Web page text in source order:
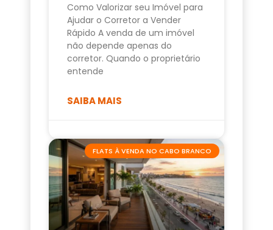
Como Valorizar seu Imóvel para
Ajudar o Corretor a Vender
Rápido A venda de um imóvel
não depende apenas do
corretor. Quando o proprietário
entende
SAIBA MAIS
FLATS À VENDA NO CABO BRANCO